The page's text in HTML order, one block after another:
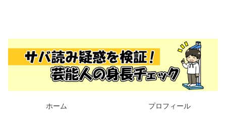
ホーム プロフィール